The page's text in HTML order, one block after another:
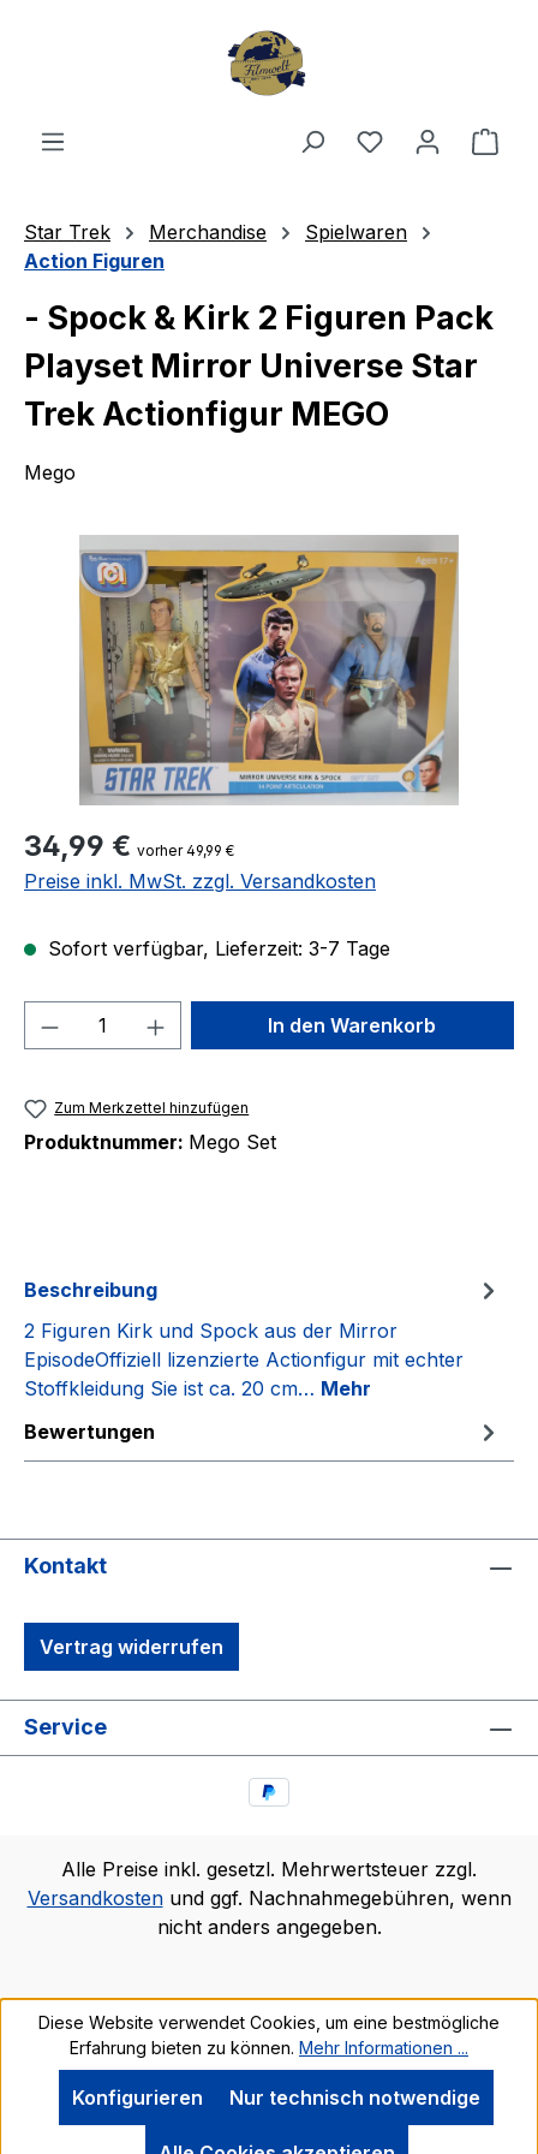
Du hast 0
Star Trek Merchandise
Spielwaren
Action Figuren
- Spock & Kirk 2 Figuren Pack
Playset Mirror Universe Star
Trek Actionfigur MEGO
Mego
Regulärer Preis:
34,99 € vorher 49,99 €
Preise inkl. MwSt. zzgl. Versandkosten
Sofort verfügbar, Lieferzeit: 3-7 Tage
Produkt Anzahl: Gib denIn den Warenkorb
Zum Merkzettel hinzufügen
Produktnummer: Mego Set
Beschreibung
2 Figuren Kirk und Spock aus der Mirror
EpisodeOffiziell lizenzierte Actionfigur mit echter
Stoffkleidung Sie ist ca. 20 cm… Mehr
Bewertungen
Kontakt
Vertrag widerrufen
Service
Alle Preise inkl. gesetzl. Mehrwertsteuer zzgl.
Versandkostenund ggf. Nachnahmegebühren, wenn
nicht anders angegeben.
Diese Website verwendet Cookies, um eine bestmögliche
Erfahrung bieten zu können. Mehr Informationen ...
Nur technisch notwendige
Konfigurieren